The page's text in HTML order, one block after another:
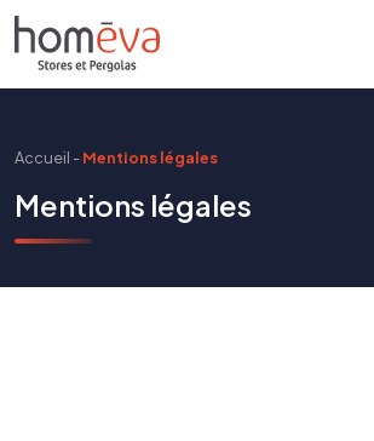
Accueil -Mentions légales
Mentions légales